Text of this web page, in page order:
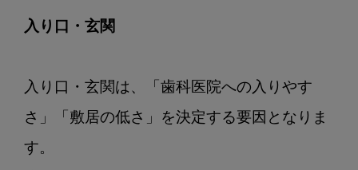
入り口・玄関
入り口・玄関は、「歯科医院への入りやす
さ」「敷居の低さ」を決定する要因となりま
す。